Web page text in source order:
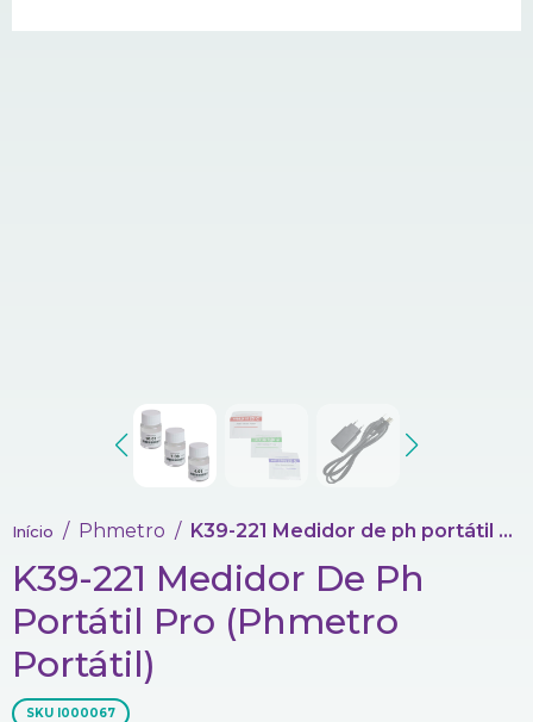
Início Phmetro K39-221 Medidor de ph portátil pro (phmetro portátil)
K39-221 Medidor De Ph
Portátil Pro (phmetro
Portátil)
SKU I000067